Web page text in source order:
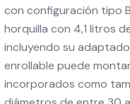
con configuración tipo
horquilla con 4,1 litros
incluyendo su
enrollable puede
incorporados como